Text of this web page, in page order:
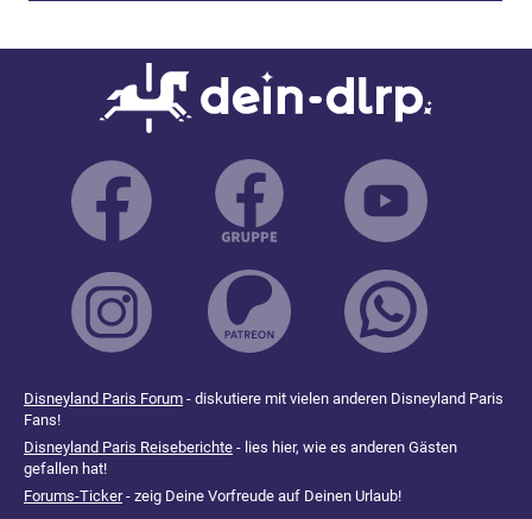
Disneyland Paris Forum - diskutiere mit vielen anderen Disneyland Paris
Fans!
Disneyland Paris Reiseberichte - lies hier, wie es anderen Gästen
gefallen hat!
Forums-Ticker- zeig Deine Vorfreude auf Deinen Urlaub!